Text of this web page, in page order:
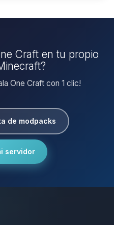
Craft en tu propio
One Craft con 1 clic!
de modpacks
servidor